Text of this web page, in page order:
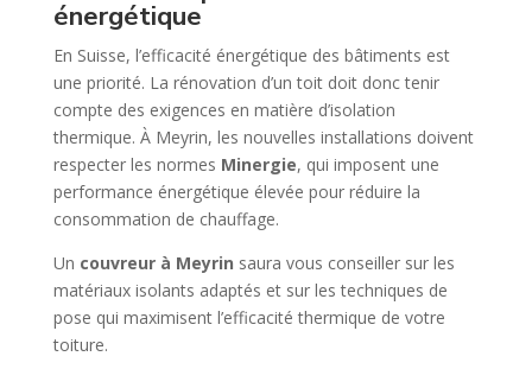
énergétique
En Suisse, l’efficacité énergétique des bâtiments est
une priorité. La rénovation d’un toit doit donc tenir
compte des exigences en matière d’isolation
thermique. À Meyrin, les nouvelles installations doivent
respecter les normes Minergie, qui imposent une
performance énergétique élevée pour réduire la
consommation de chauffage.
Un couvreur à Meyrin saura vous conseiller sur les
matériaux isolants adaptés et sur les techniques de
pose qui maximisent l’efficacité thermique de votre
toiture.